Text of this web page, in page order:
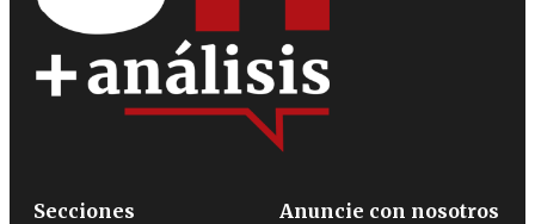
Secciones
Anuncie con nosotros